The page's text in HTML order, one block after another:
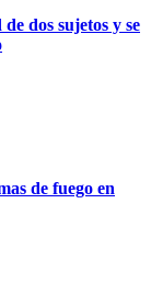
dos sujetos y se
de fuego en